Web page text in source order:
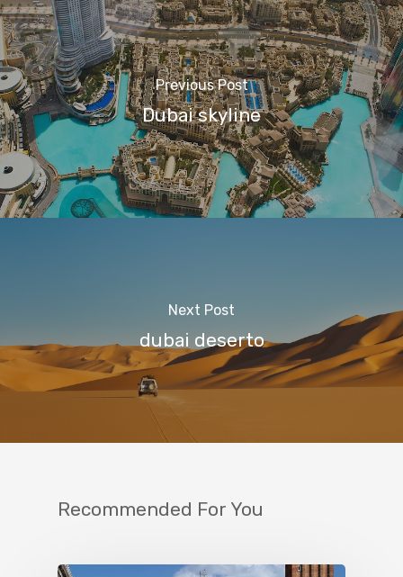
Previous Post
Dubai skyline
Next Post
dubai deserto
Recommended For You